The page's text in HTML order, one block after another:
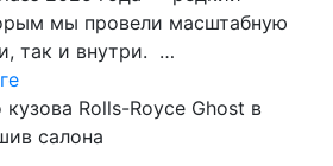
мы провели масштабную
так и внутри. …
Rolls-Royce Ghost в
салона